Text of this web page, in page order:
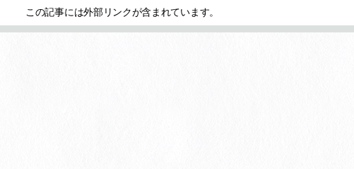
この記事には外部リンクが含まれています。